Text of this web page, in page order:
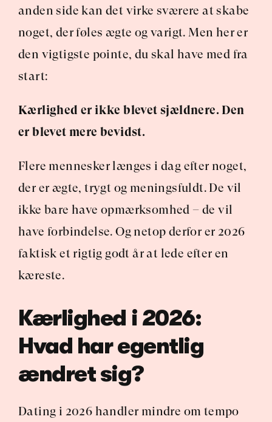
anden side kan det virke sværere at skabe
noget, der føles ægte og varigt. Men her er
den vigtigste pointe, du skal have med fra
start:
Kærlighed er ikke blevet sjældnere. Den
er blevet mere bevidst.
Flere mennesker længes i dag efter noget,
der er ægte, trygt og meningsfuldt. De vil
ikke bare have opmærksomhed – de vil
have forbindelse. Og netop derfor er 2026
faktisk et rigtig godt år at lede efter en
kæreste.
Kærlighed i 2026:
Hvad har egentlig
ændret sig?
Dating i 2026 handler mindre om tempo